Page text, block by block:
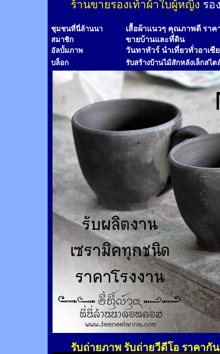
ร้านขายรองเท้าผ้าใบผู้หญิง รอ
ชุมชนที่นี่ล้านนา เสื้อผ้าแนวๆ คุณภาพดี ราค
สมาชิก ขายบ้านและที่ดิน
อัลบั้มภาพ วันทาทัวร์ นำเที่ยวทั่วอาเซี
บล็อก รับสร้างบ้านไม้สักหลังเล็กสไต
รับถ่ายภาพ รับถ่ายวีดีโอ ราคากั